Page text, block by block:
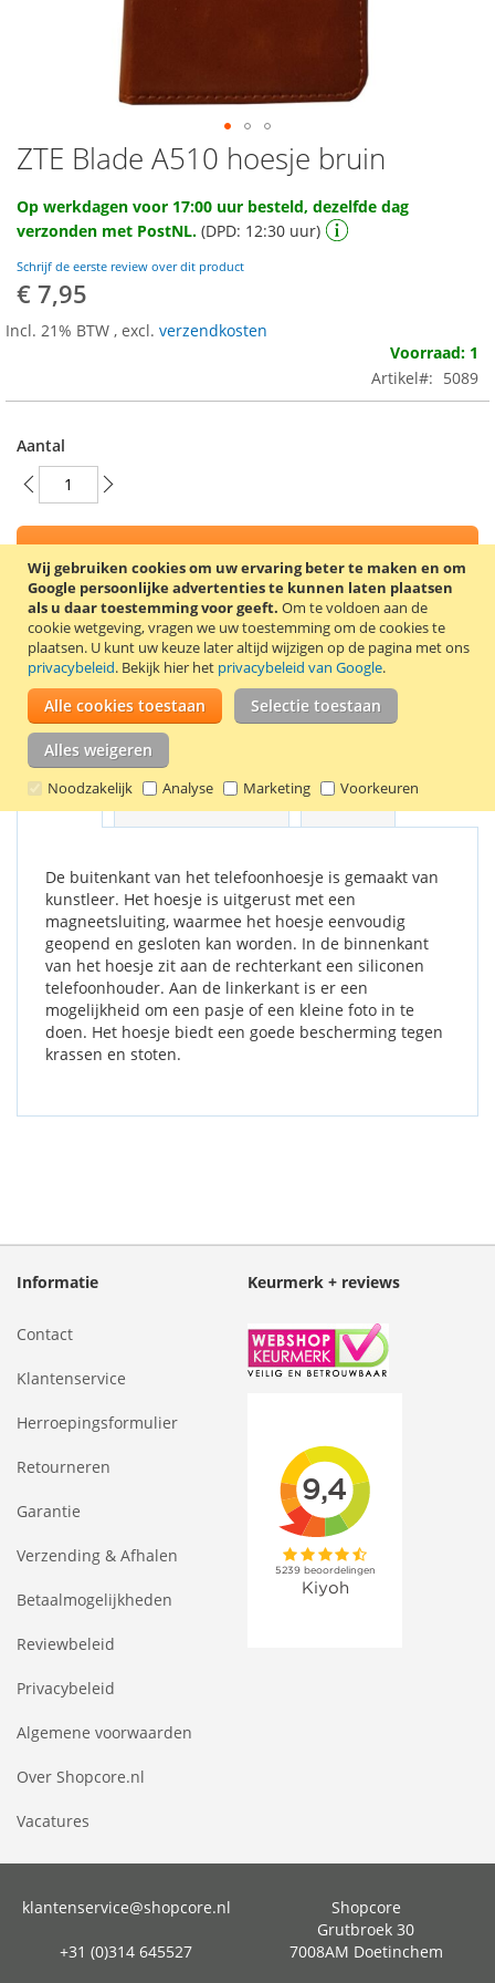
Wij gebruiken cookies om uw ervaring beter te maken en om
Google persoonlijke advertenties te kunnen laten plaatsen
als u daar toestemming voor geeft. Om te voldoen aan de
cookie wetgeving, vragen we uw toestemming om de cookies te
plaatsen. U kunt uw keuze later altijd wijzigen op de pagina met ons
privacybeleid. Bekijk hier het privacybeleid van Google.
Alle cookies toestaan Selectie toestaan
Alles weigeren
Noodzakelijk Analyse Marketing Voorkeuren
Ga
naar
het
begin
van
de
afbeeldingen-
gallerij
ZTE Blade A510 hoesje bruin
Op werkdagen voor 17:00 uur besteld, dezelfde dag
verzonden met PostNL. (DPD: 12:30 uur)
Schrijf de eerste review over dit product
€ 7,95
Incl. 21% BTW , excl. verzendkosten
Voorraad: 1
Artikel
5089
Aantal
In Winkelwagen
VOEG TOE AAN VERLANGLIJST
TOEVOEGEN OM TE VERGELIJKEN
Stijlvolle book case voor de ZTE Blade A510. Kleur: bruin.
Productkenmerken Reviews
De buitenkant van het telefoonhoesje is gemaakt van
kunstleer. Het hoesje is uitgerust met een
magneetsluiting, waarmee het hoesje eenvoudig
geopend en gesloten kan worden. In de binnenkant
van het hoesje zit aan de rechterkant een siliconen
telefoonhouder. Aan de linkerkant is er een
mogelijkheid om een pasje of een kleine foto in te
doen. Het hoesje biedt een goede bescherming tegen
krassen en stoten.
Informatie
Contact
Klantenservice
Herroepingsformulier
Retourneren
Garantie
Verzending & Afhalen
Betaalmogelijkheden
Reviewbeleid
Privacybeleid
Algemene voorwaarden
Over Shopcore.nl
Vacatures
Keurmerk + reviews
klantenservice@shopcore.nl
+31 (0)314 645527
Shopcore
Grutbroek 30
7008AM Doetinchem